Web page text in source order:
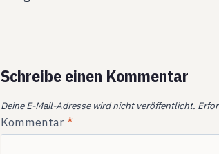
Schreibe einen Kommentar
Deine E-Mail-Adresse wird nicht veröffentlicht.
Kommentar *